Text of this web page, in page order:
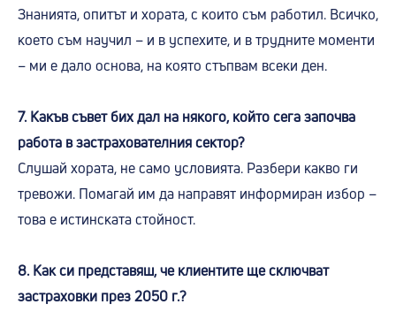
Знанията, опитът и хората, с които съм работил. Всичко,
което съм научил – и в успехите, и в трудните моменти
– ми е дало основа, на която стъпвам всеки ден.
7. Какъв съвет бих дал на някого, който сега започва
работа в застрахователния сектор?
Слушай хората, не само условията. Разбери какво ги
тревожи. Помагай им да направят информиран избор –
това е истинската стойност.
8. Как си представяш, че клиентите ще сключват
застраховки през 2050 г.?